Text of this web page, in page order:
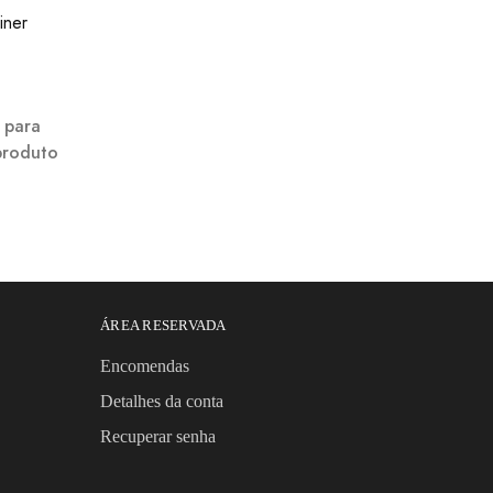
ÁREA RESERVADA
Encomendas
Detalhes da conta
Recuperar senha